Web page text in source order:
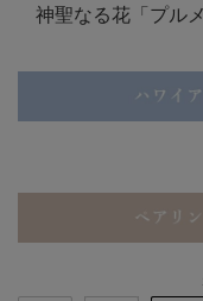
神聖なる花「プル